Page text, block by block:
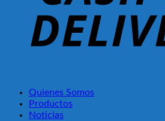
Quienes Somos
Productos
Noticias